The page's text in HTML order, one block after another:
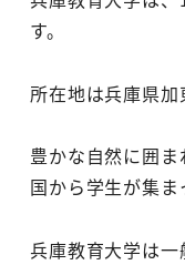
す。
所在地は兵庫県加
豊かな自然に囲
国から学生が集ま
兵庫教育大学は一